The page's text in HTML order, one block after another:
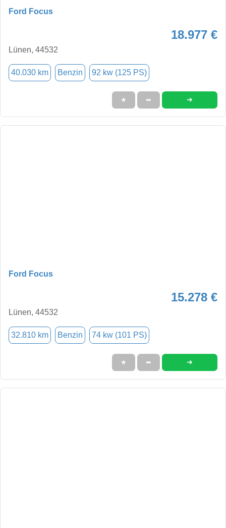
Ford Focus
18.977 €
Lünen, 44532
40.030 km Benzin 92 kw (125 PS)
★ ➦ ➜
Ford Focus
15.278 €
Lünen, 44532
32.810 km Benzin 74 kw (101 PS)
★ ➦ ➜